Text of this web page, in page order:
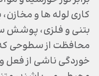
کاری لوله ها و
بتنی و فلزی، پوشش
محافظت از سطوحی
خوردگی ناشی از فعل